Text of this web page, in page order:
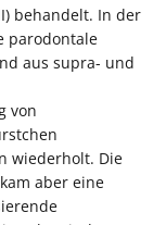
behandelt. In der
parodontale
aus supra- und
von
wiederholt. Die
aber eine